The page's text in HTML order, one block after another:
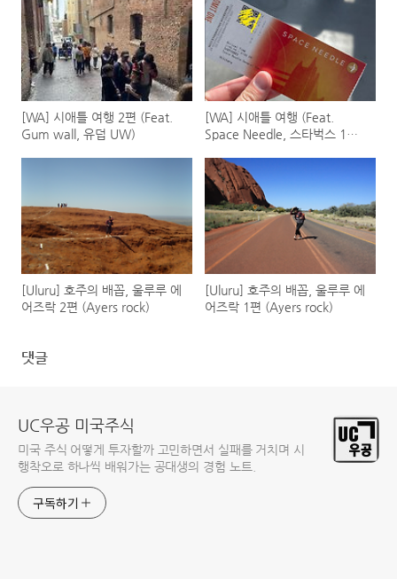
[WA] 시애틀 여행 2편 (Feat.
Gum wall, 유덥 UW)
[WA] 시애틀 여행 (Feat.
Space Needle, 스타벅스 1호
[Uluru] 호주의 배꼽, 울루루 에
어즈락 2편 (Ayers rock)
[Uluru] 호주의 배꼽, 울루루 에
어즈락 1편 (Ayers rock)
댓글
UC우공 미국주식
미국 주식 어떻게 투자할까 고민하면서 실패를 거치며 시
행착오로 하나씩 배워가는 공대생의 경험 노트.
구독하기